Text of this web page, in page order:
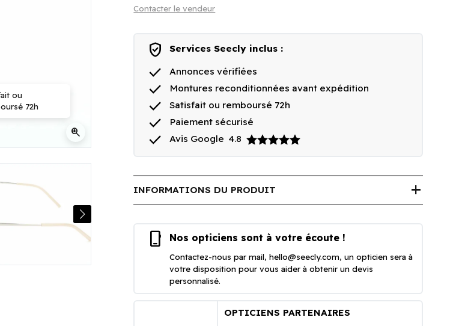
zoom_in
ou
72h
Contacter le vendeur
verified_user Services Seecly inclus :
done Annonces vérifiées
done Montures reconditionnées avant expédition
done Satisfait ou remboursé 72h
done Paiement sécurisé
done Avis Google4.8
INFORMATIONS DU PRODUIT add
phone_iphone Nos opticiens sont à votre écoute !
Contactez-nous par mail,hello@seecly.com, un opticien sera à
votre disposition pour vous aider à obtenir un devis
personnalisé.
OPTICIENS PARTENAIRES